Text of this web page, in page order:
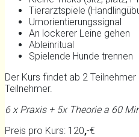
Tierarztspiele
Umorientierungssignal
An lockerer Leine gehen
Ableinritual
Spielende Hunde trennen
Der Kurs findet ab 2
Teilnehmer.
6 x Praxis + 5x Theorie a 60
Preis pro Kurs: 120,-€